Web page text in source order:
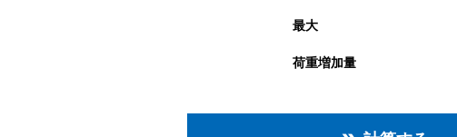
最大
荷重増加量